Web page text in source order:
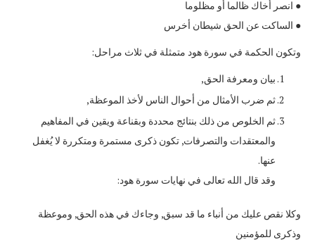
● انصر أخاك ظالما أو مظلوما
● الساكت عن الحق شيطان أخرس
وتكون الحكمة في سورة هود متمثلة في ثلاث مراحل:
بيان ومعرفة الحق,
ثم ضرب الأمثال من أحوال الناس لأخذ الموعظة,
ثم الخلوص من ذلك بنتائج محددة وبقناعة ويقين في المفاهيم
والمعتقدات والتصرفات, تكون ذكرى مستمرة ومتكررة لا يُغفل
عنها.
وقد قال الله تعالى في نهايات سورة هود:
وكلا نقص عليك من أنباء ما قد سبق, وجاءك في هذه الحق, وموعظة
وذكرى للمؤمنين